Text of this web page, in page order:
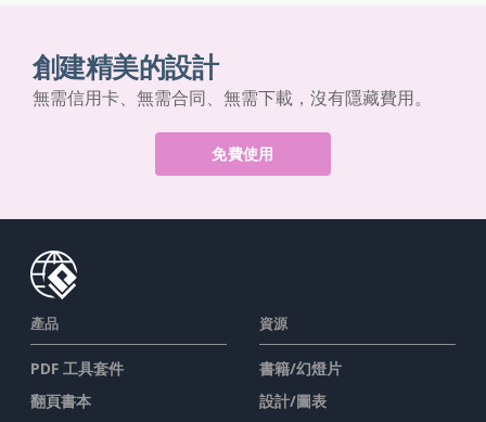
創建精美的設計
無需信用卡、無需合同、無需下載，沒有隱藏費用。
免費使用
產品
PDF 工具套件
翻頁書本
資源
書籍/幻燈片
設計/圖表